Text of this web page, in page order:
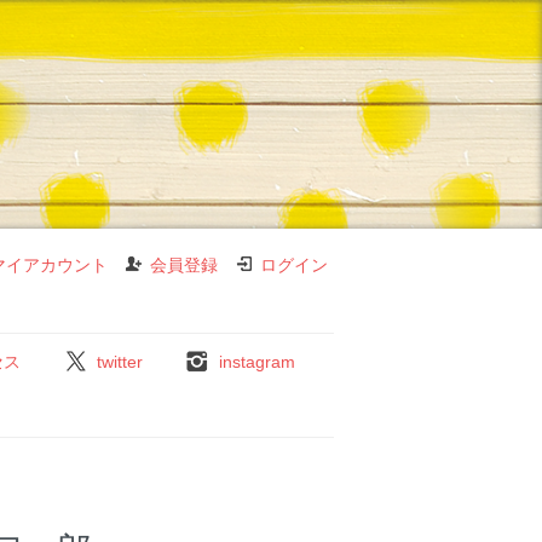
イアカウント 会員登録 ログイン
twitter instagram